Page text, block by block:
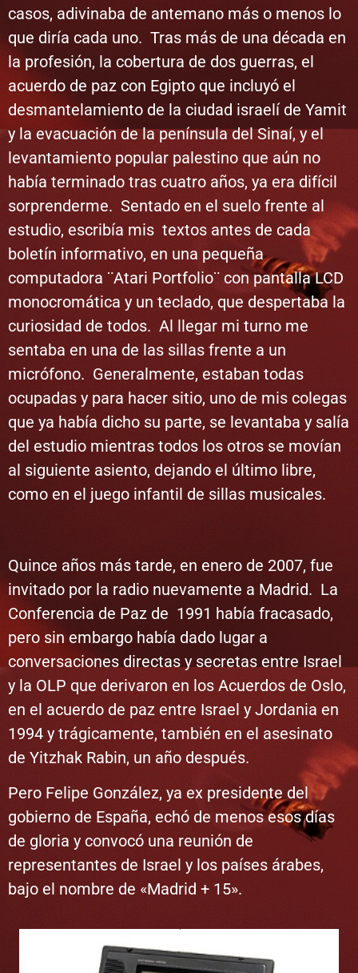
casos, adivinaba de antemano más o menos lo
que diría cada uno. Tras más de una década en
la profesión, la cobertura de dos guerras, el
acuerdo de paz con Egipto que incluyó el
desmantelamiento de la ciudad israelí de Yamit
y la evacuación de la península del Sinaí, y el
levantamiento popular palestino que aún no
había terminado tras cuatro años, ya era difícil
sorprenderme. Sentado en el suelo frente al
estudio, escribía mis textos antes de cada
boletín informativo, en una pequeña
computadora ¨Atari Portfolio¨ con pantalla LCD
monocromática y un teclado, que despertaba la
curiosidad de todos. Al llegar mi turno me
sentaba en una de las sillas frente a un
micrófono. Generalmente, estaban todas
ocupadas y para hacer sitio, uno de mis colegas
que ya había dicho su parte, se levantaba y salía
del estudio mientras todos los otros se movían
al siguiente asiento, dejando el último libre,
como en el juego infantil de sillas musicales.
Quince años más tarde, en enero de 2007, fue
invitado por la radio nuevamente a Madrid. La
Conferencia de Paz de 1991 había fracasado,
pero sin embargo había dado lugar a
conversaciones directas y secretas entre Israel
y la OLP que derivaron en los Acuerdos de Oslo,
en el acuerdo de paz entre Israel y Jordania en
1994 y trágicamente, también en el asesinato
de Yitzhak Rabin, un año después.
Pero Felipe González, ya ex presidente del
gobierno de España, echó de menos esos días
de gloria y convocó una reunión de
representantes de Israel y los países árabes,
bajo el nombre de «Madrid + 15».